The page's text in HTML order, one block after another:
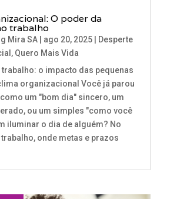
O poder da
trabalho
Mira SA| ago 20, 2025|
Desperte
, Quero Mais Vida
trabalho: o impacto das pequenas
organizacional Você já parou
um "bom dia" sincero, um
ou um simples "como você
iluminar o dia de alguém? No
onde metas e prazos